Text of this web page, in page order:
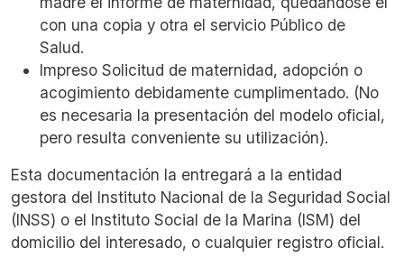
con una copia y otra el servicio Público de
Salud.
Impreso Solicitud de maternidad, adopción o
acogimiento debidamente cumplimentado. (No
es necesaria la presentación del modelo oficial,
pero resulta conveniente su utilización).
Esta documentación la entregará a la entidad
gestora del Instituto Nacional de la Seguridad Social
(INSS) o el Instituto Social de la Marina (ISM) del
domicilio del interesado, o cualquier registro oficial.